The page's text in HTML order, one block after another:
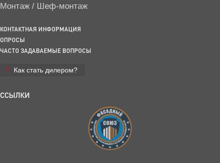
Монтаж / Шеф-монтаж
КОНТАКТНАЯ ИНФОРМАЦИЯ
ОПРОСЫ
ЧАСТО ЗАДАВАЕМЫЕ ВОПРОСЫ
Как стать дилером?
ССЫЛКИ